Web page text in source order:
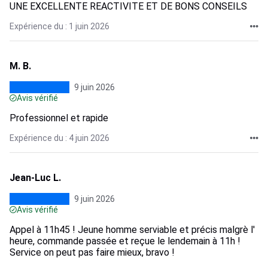
UNE EXCELLENTE REACTIVITE ET DE BONS CONSEILS
Expérience du : 1 juin 2026
M. B.
9 juin 2026
Avis vérifié
Professionnel et rapide
Expérience du : 4 juin 2026
Jean-Luc L.
9 juin 2026
Avis vérifié
Appel à 11h45 ! Jeune homme serviable et précis malgrè l'
heure, commande passée et reçue le lendemain à 11h !
Service on peut pas faire mieux, bravo !